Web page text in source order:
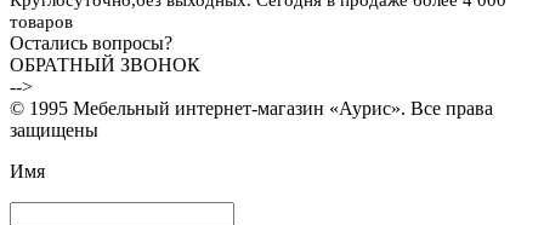
товаров
Остались вопросы?
ОБРАТНЫЙ ЗВОНОК
-->
© 1995 Мебельный интернет-магазин «Аурис». Все права
защищены
Имя